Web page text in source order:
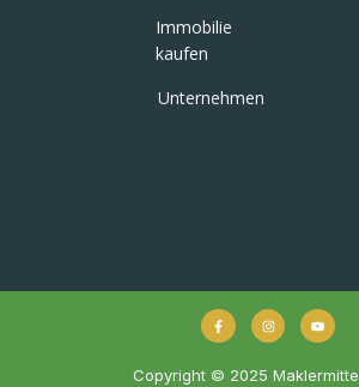
Immobilie
kaufen
Unternehmen
Copyright © 2025